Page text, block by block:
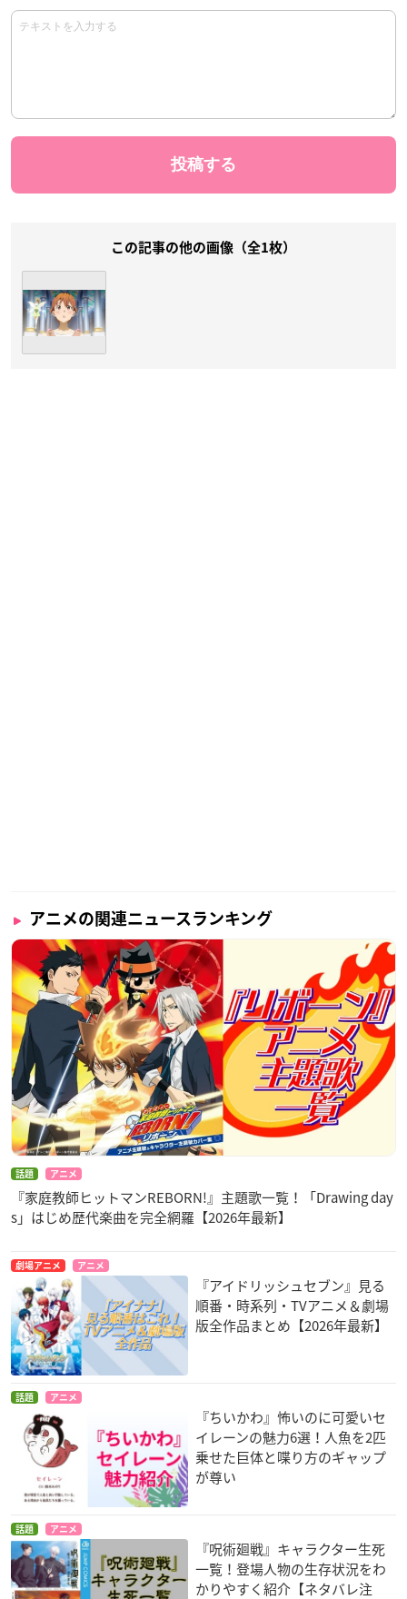
この記事の他の画像（全1枚）
アニメの関連ニュースランキング
話題 アニメ
『家庭教師ヒットマンREBORN!』主題歌一覧！「Drawing day
s」はじめ歴代楽曲を完全網羅【2026年最新】
劇場アニメ アニメ
『アイドリッシュセブン』見る
順番・時系列・TVアニメ＆劇場
版全作品まとめ【2026年最新】
話題 アニメ
『ちいかわ』怖いのに可愛いセ
イレーンの魅力6選！人魚を2匹
乗せた巨体と喋り方のギャップ
が尊い
話題 アニメ
『呪術廻戦』キャラクター生死
一覧！登場人物の生存状況をわ
かりやすく紹介【ネタバレ注